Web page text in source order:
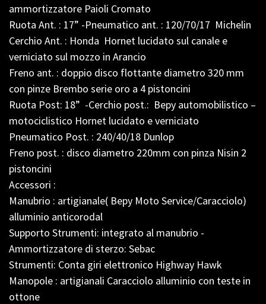
ammortizzatore Paioli Cromato
Ruota Ant. : 17” -Pneumatico ant. : 120/70/17 Michelin
Cerchio Ant. : Honda Hornet lucidato sul canale e
verniciato sul mozzo in Arancio
Freno ant. : doppio disco flottante diametro 320 mm
con pinze Brembo serie oro a 4 pistoncini
Ruota Post: 18” -Cerchio post.: Bepy automobilistico –
motociclistico Hornet lucidato e verniciato
Pneumatico Post. : 240/40/18 Dunlop
Freno post. : disco diametro 220mm con pinza Nisin 2
pistoncini
Accessori :
Manubrio : artigianale( Bepy Moto Service/Caracciolo)
alluminio anticorodal
Supporto Strumenti: integrato al manubrio -
Ammortizzatore di sterzo: Sebac
Strumenti: Conta giri elettronico Highway Hawk
Manopole : artigianali Caracciolo alluminio con teste in
ottone